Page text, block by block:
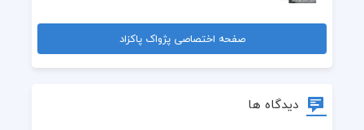
صفحه اختصاصی پژواک پاکزاد
دیدگاه ها